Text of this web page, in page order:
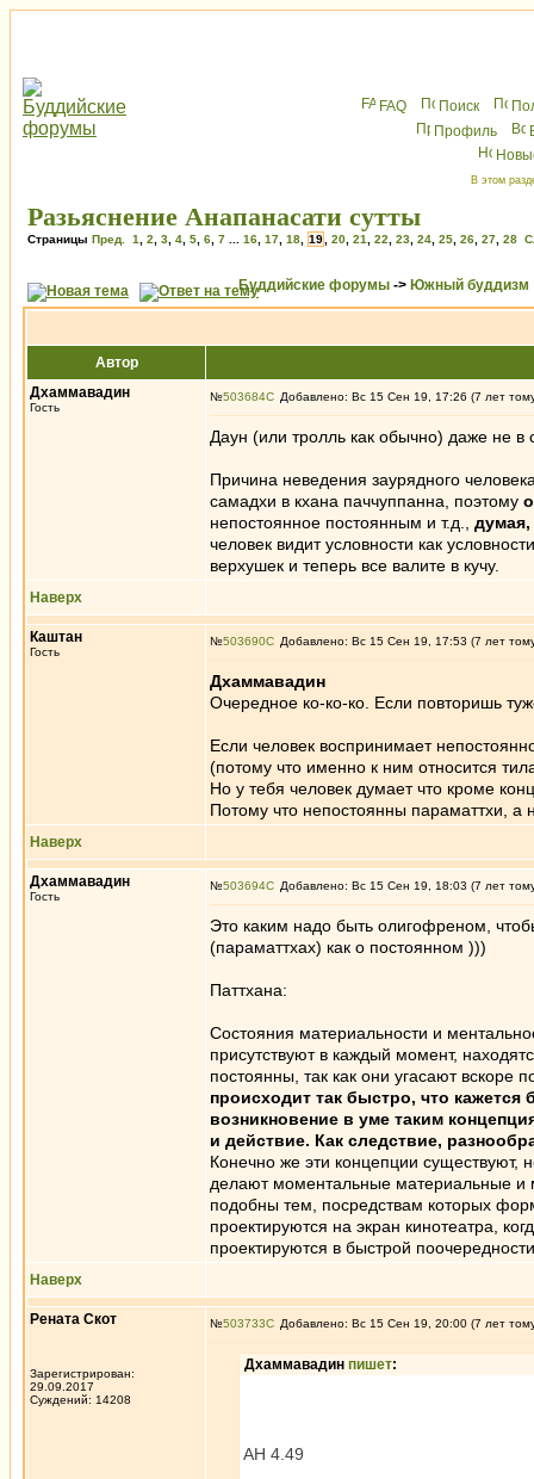
FAQ Поиск
Профиль
В этом
Разьяснение Анапанасати сутты
Страницы Пред. 1 2 3 4 5 6 7 16 17 18 19 20 21 22 23 24 25 26 27 28
Буддийские форумы -> Южный буддизм
Автор
Дхаммавадин
Гость
№503684 Добавлено: Вс 15 Сен 19, 17:26 (7 лет
Даун (или тролль как обычно) даже не
Причина неведения заурядного
самадхи в кхана паччуппанна, поэтому
непостоянное постоянным и т.д.,
думая,
человек видит условности как
верхушек и теперь все валите в кучу.
Наверх
Каштан
Гость
№503690 Добавлено: Вс 15 Сен 19, 17:53 (7 лет
Дхаммавадин
Очередное ко-ко-ко. Если повторишь
Если человек воспринимает
(потому что именно к ним относится
Но у тебя человек думает что кроме
Потому что непостоянны параматтхи, а
Наверх
Дхаммавадин
Гость
№503694 Добавлено: Вс 15 Сен 19, 18:03 (7 лет
Это каким надо быть олигофреном,
(параматтхах) как о постоянном )))
Паттхана:
Состояния материальности и
присутствуют в каждый момент,
постоянны, так как они угасают вскоре
происходит так быстро, что
возникновение в уме таким
и действие. Как следствие,
Конечно же эти концепции существуют,
делают моментальные материальные и
подобны тем, посредствам которых
проектируются на экран кинотеатра,
проектируются в быстрой
Наверх
Рената Скот
Зарегистрирован:
29.09.2017
Суждений: 14208
№503733 Добавлено: Вс 15 Сен 19, 20:00 (7 лет
Дхаммавадин пишет:
АН 4.49